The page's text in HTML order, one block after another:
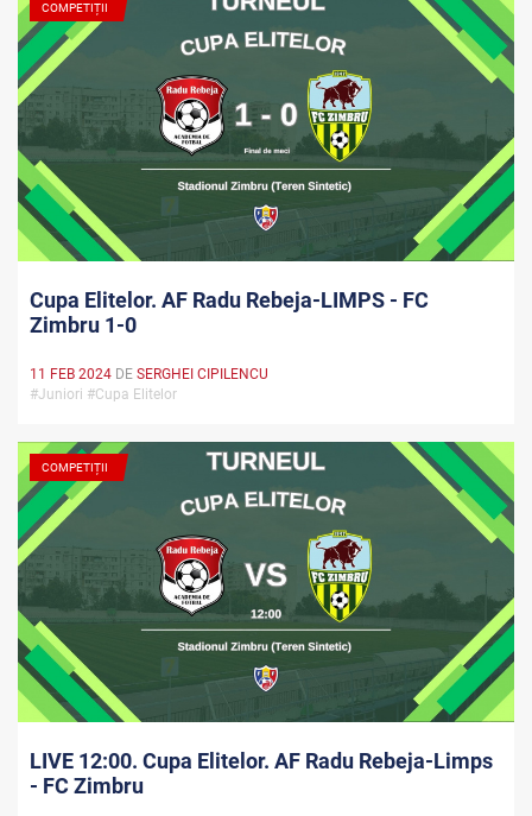
COMPETIȚII
Cupa Elitelor. AF Radu Rebeja-LIMPS - FC
Zimbru 1-0
11 FEB 2024 DE SERGHEI CIPILENCU
#Juniori #Cupa Elitelor
COMPETIȚII
LIVE 12:00. Cupa Elitelor. AF Radu Rebeja-Limps
- FC Zimbru